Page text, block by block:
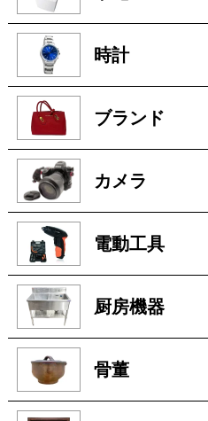
時計
ブランド
カメラ
電動工具
厨房機器
骨董